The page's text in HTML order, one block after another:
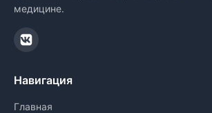
медицине.
Навигация
Главная